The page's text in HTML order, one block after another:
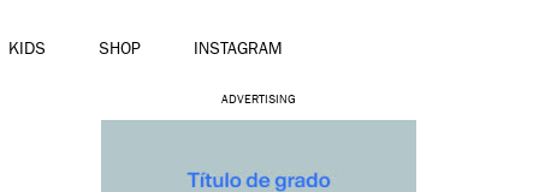
KIDS SHOP INSTAGRAM
ADVERTISING